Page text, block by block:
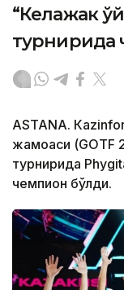
“Келажак
турнирида
ASTANА.
жамоаси (GOTF
турнирида
чемпион бўлди.